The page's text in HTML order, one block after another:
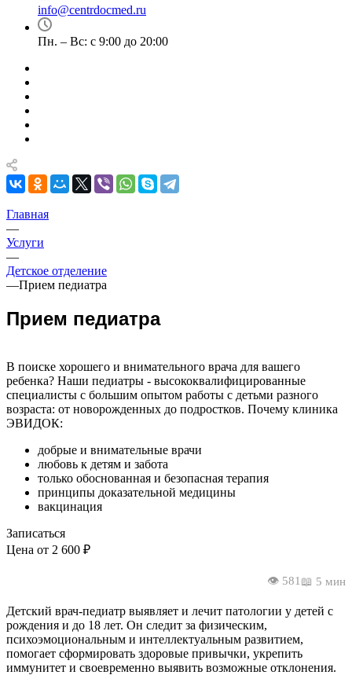
info@centrdocmed.ru
Пн. – Вс: с 9:00 до 20:00
Главная
—
Услуги
—
Детское отделение
—Прием педиатра
Прием педиатра
В поиске хорошего и внимательного врача для вашего
ребенка? Наши педиатры - высококвалифицированные
специалисты с большим опытом работы с детьми разного
возраста: от новорожденных до подростков. Почему клиника
ЭВИДОК:
добрые и внимательные врачи
любовь к детям и забота
только обоснованная и безопасная терапия
принципы доказательной медицины
вакцинация
Записаться
Цена от 2 600 ₽
👁️ 581 📖 5 мин
Детский врач-педиатр выявляет и лечит патологии у детей с
рождения и до 18 лет. Он следит за физическим,
психоэмоциональным и интеллектуальным развитием,
помогает сформировать здоровые привычки, укрепить
иммунитет и своевременно выявить возможные отклонения.